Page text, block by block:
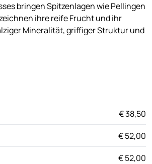
bringen Spitzenlagen wie Pellingen
ihre reife Frucht und ihr
Mineralität, griffiger Struktur und
€ 38,50
€ 52,00
€ 52,00